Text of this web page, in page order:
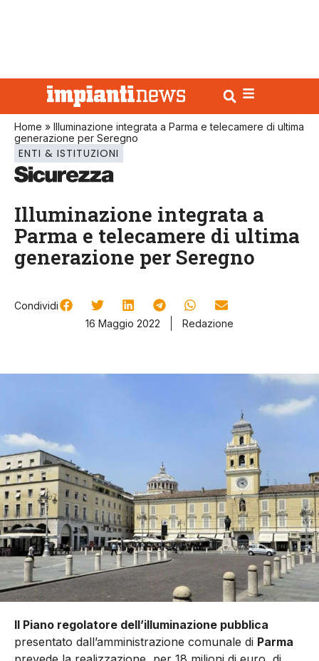
Home » Illuminazione integrata a Parma e telecamere di ultima
generazione per Seregno
ENTI & ISTITUZIONI
Illuminazione integrata a
Parma e telecamere di ultima
generazione per Seregno
Condividi
16 Maggio 2022
Redazione
Il Piano regolatore dell’illuminazione pubblica
presentato dall’amministrazione comunale di Parma